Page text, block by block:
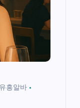
유흥알바